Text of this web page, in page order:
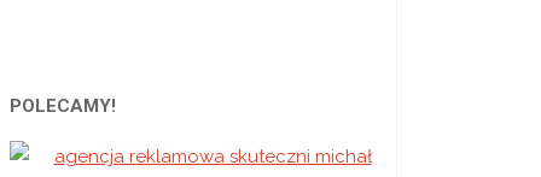
POLECAMY!